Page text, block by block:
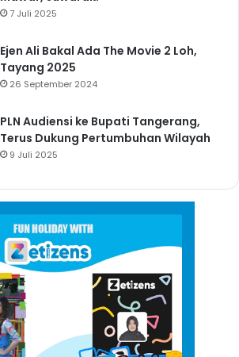
7 Juli 2025
Ejen Ali Bakal Ada The Movie 2 Loh,
Tayang 2025
26 September 2024
PLN Audiensi ke Bupati Tangerang,
Terus Dukung Pertumbuhan Wilayah
9 Juli 2025